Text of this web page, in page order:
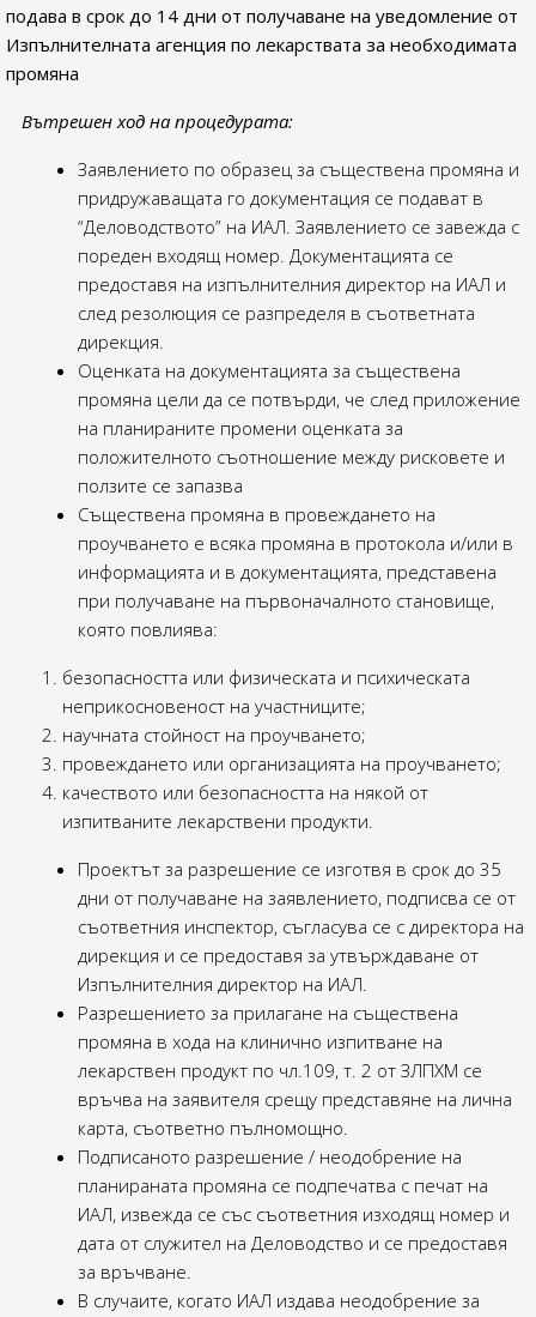
подава в срок до 14 дни от получаване на уведомление от
Изпълнителната агенция по лекарствата за необходимата
промяна
Вътрешен ход на процедурата:
Заявлението по образец за съществена промяна и
придружаващата го документация се подават в
“Деловодството” на ИАЛ. Заявлението се завежда с
пореден входящ номер. Документацията се
предоставя на изпълнителния директор на ИАЛ и
след резолюция се разпределя в съответната
дирекция.
Оценката на документацията за съществена
промяна цели да се потвърди, че след приложение
на планираните промени оценката за
положителното съотношение между рисковете и
ползите се запазва
Съществена промяна в провеждането на
проучването е всяка промяна в протокола и/или в
информацията и в документацията, представена
при получаване на първоначалното становище,
която повлиява:
безопасността или физическата и психическата
неприкосновеност на участниците;
научната стойност на проучването;
провеждането или организацията на проучването;
качеството или безопасността на някой от
изпитваните лекарствени продукти.
Проектът за разрешение се изготвя в срок до 35
дни от получаване на заявлението, подписва се от
съответния инспектор, съгласува се с директора на
дирекция и се предоставя за утвърждаване от
Изпълнителния директор на ИАЛ.
Разрешението за прилагане на съществена
промяна в хода на клинично изпитване на
лекарствен продукт по чл.109, т. 2 от ЗЛПХМ се
връчва на заявителя срещу представяне на лична
карта, съответно пълномощно.
Подписаното разрешение / неодобрение на
планираната промяна се подпечатва с печат на
ИАЛ, извежда се със съответния изходящ номер и
дата от служител на Деловодство и се предоставя
за връчване.
В случаите, когато ИАЛ издава неодобрение за